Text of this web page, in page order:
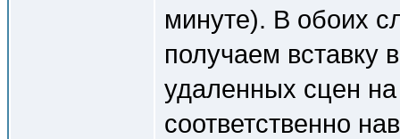
минуте). В обоих
получаем вставку
удаленных сцен
соответственно